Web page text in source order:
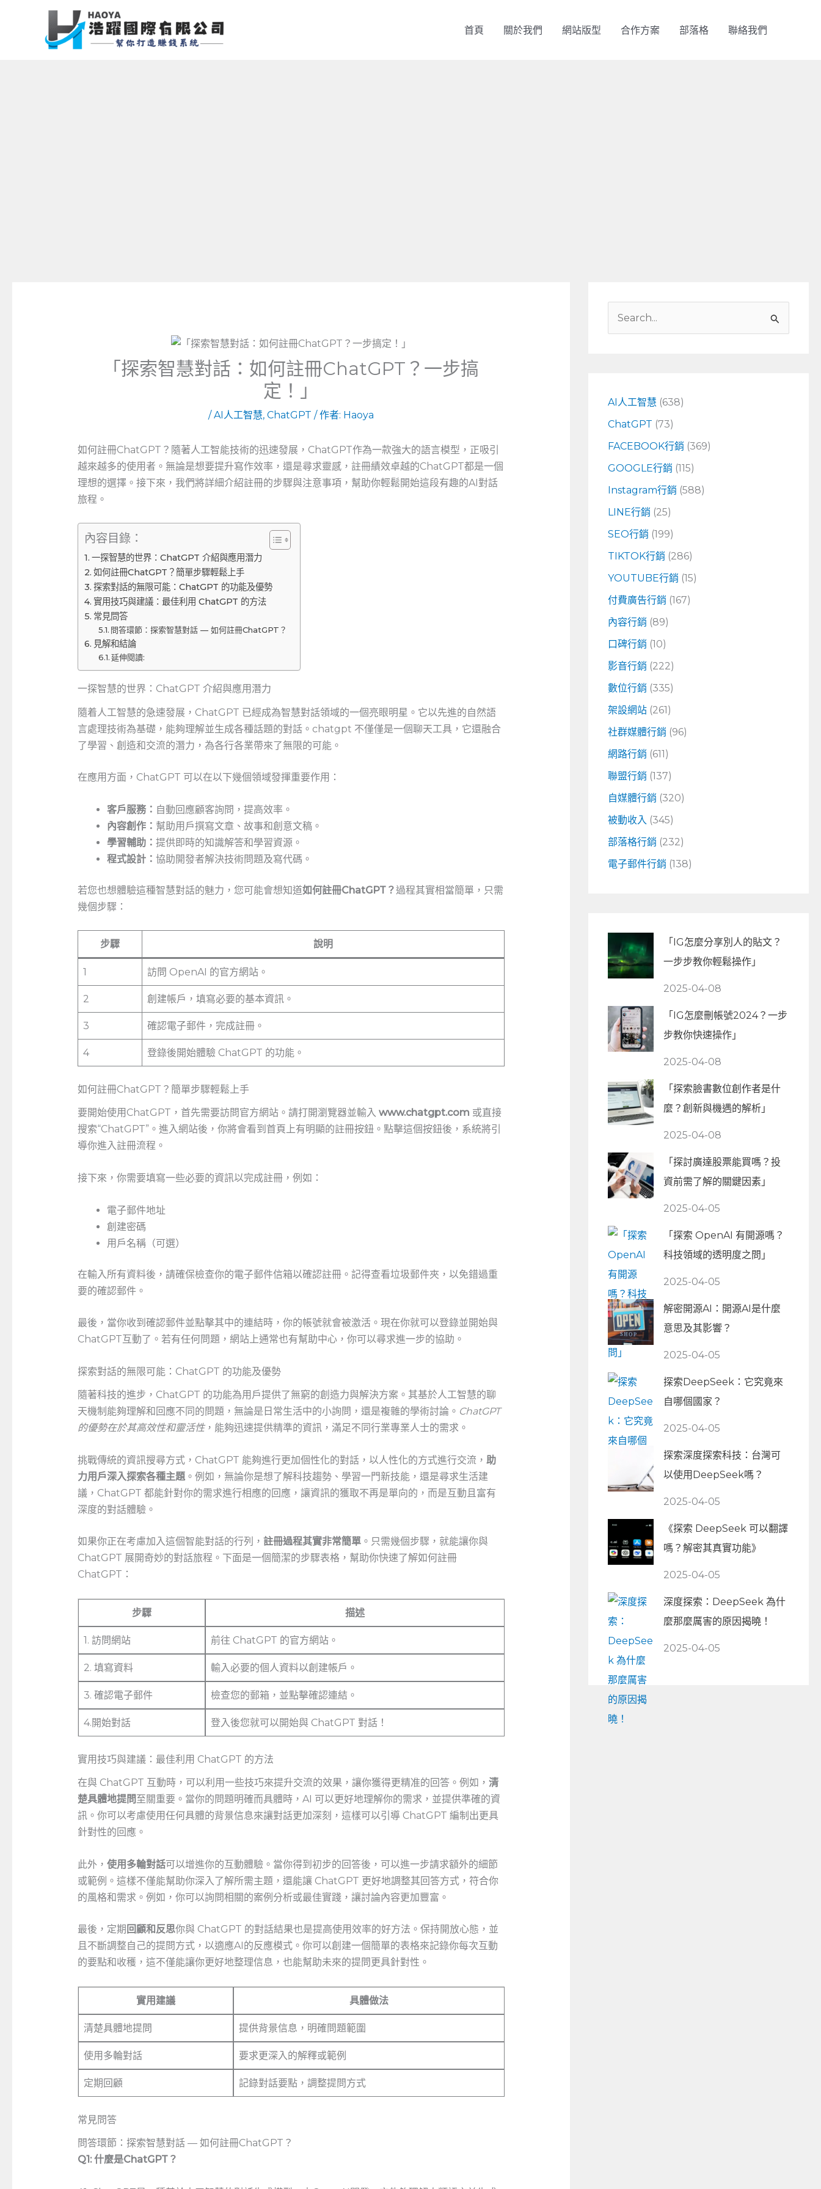
首頁 關於我們 網站版型 合作方案 部落格 聯絡我們
「探索智慧對話：如何註冊ChatGPT？一步搞
定！」
/AI人工智慧, ChatGPT / 作者: Haoya
如何註冊ChatGPT？隨著人工智能技術的迅速發展，ChatGPT作為一款強大的語言模型，正吸引
越來越多的使用者。無論是想要提升寫作效率，還是尋求靈感，註冊績效卓越的ChatGPT都是一個
理想的選擇。接下來，我們將詳細介紹註冊的步驟與注意事項，幫助你輕鬆開始這段有趣的AI對話
旅程。
內容目錄：
一探智慧的世界：ChatGPT 介紹與應用潛力
如何註冊ChatGPT？簡單步驟輕鬆上手
探索對話的無限可能：ChatGPT 的功能及優勢
實用技巧與建議：最佳利用 ChatGPT 的方法
常見問答
問答環節：探索智慧對話 — 如何註冊ChatGPT？
見解和結論
延伸閱讀:
一探智慧的世界：ChatGPT 介紹與應用潛力
隨着人工智慧的急速發展，ChatGPT 已經成為智慧對話領域的一個亮眼明星。它以先進的自然語
言處理技術為基礎，能夠理解並生成各種話題的對話。chatgpt 不僅僅是一個聊天工具，它還融合
了學習、創造和交流的潛力，為各行各業帶來了無限的可能。
在應用方面，ChatGPT 可以在以下幾個領域發揮重要作用：
客戶服務： 自動回應顧客詢問，提高效率。
內容創作： 幫助用戶撰寫文章、故事和創意文稿。
學習輔助： 提供即時的知識解答和學習資源。
程式設計： 協助開發者解決技術問題及寫代碼。
若您也想體驗這種智慧對話的魅力，您可能會想知道如何註冊ChatGPT？過程其實相當簡單，只需
幾個步驟：
步驟 說明
1 訪問 OpenAI 的官方網站。
2 創建帳戶，填寫必要的基本資訊。
3 確認電子郵件，完成註冊。
4 登錄後開始體驗 ChatGPT 的功能。
如何註冊ChatGPT？簡單步驟輕鬆上手
要開始使用ChatGPT，首先需要訪問官方網站。請打開瀏覽器並輸入 www.chatgpt.com 或直接
搜索“ChatGPT”。進入網站後，你將會看到首頁上有明顯的註冊按鈕。點擊這個按鈕後，系統將引
導你進入註冊流程。
接下來，你需要填寫一些必要的資訊以完成註冊，例如：
電子郵件地址
創建密碼
用戶名稱（可選）
在輸入所有資料後，請確保檢查你的電子郵件信箱以確認註冊。記得查看垃圾郵件夾，以免錯過重
要的確認郵件。
最後，當你收到確認郵件並點擊其中的連結時，你的帳號就會被激活。現在你就可以登錄並開始與
ChatGPT互動了。若有任何問題，網站上通常也有幫助中心，你可以尋求進一步的協助。
探索對話的無限可能：ChatGPT 的功能及優勢
隨著科技的進步，ChatGPT 的功能為用戶提供了無窮的創造力與解決方案。其基於人工智慧的聊
天機制能夠理解和回應不同的問題，無論是日常生活中的小詢問，還是複雜的學術討論。 ChatGPT
的優勢在於其高效性和靈活性，能夠迅速提供精準的資訊，滿足不同行業專業人士的需求。
挑戰傳統的資訊搜尋方式，ChatGPT 能夠進行更加個性化的對話，以人性化的方式進行交流， 助
力用戶深入探索各種主題。例如，無論你是想了解科技趨勢、學習一門新技能，還是尋求生活建
議，ChatGPT ‌都能針對你的需求進行相應的回應，讓資訊的獲取不再是單向的，而是互動且富有
深度的對話體驗。
如果你正在考慮加入這個智能對話的行列， 註冊過程其實非常簡單。只需幾個步驟，就能讓你與⁤
ChatGPT 展開奇妙的對話旅程。下面是一個簡潔的步驟表格，幫助你快速了解如何註冊
‌ChatGPT：
步驟 描述
1. 訪問網站 前往 ChatGPT‌ 的官方網站。
2. 填寫資料 輸入必要的個人資料以創建帳戶。
3. ⁢確認電子郵件 檢查您的郵箱，並點擊確認連結。
4.開始對話 登入後您就可以開始與 ChatGPT 對話！
實用技巧與建議：最佳利用 ChatGPT 的方法
在與 ChatGPT⁣ 互動時，可以利用一些技巧來提升交流的效果，讓你獲得更精准的回答。例如， 清
楚具體地提問至關重要。當你的問題明確而具體時，AI 可以更好地理解你的需求，並提供準確的資
訊。你可以考慮使用任何具體的背景信息來讓對話更加深刻，這樣可以引導 ChatGPT 編制出更具
針對性的回應。
此外， 使用多輪對話可以增進你的互動體驗。當你得到初步的回答後，可以進一步請求額外的細節
或範例。這樣不僅能幫助你深入了解所需主題，還能讓 ChatGPT‍ 更好地調整其回答方式，符合你
的風格和需求。例如，你可以詢問相關的案例分析或最佳實踐，讓討論內容更加豐富。
最後，定期 回顧和反思你與 ChatGPT 的對話結果也是提高使用效率的好方法。保持開放心態，並
且不斷調整自己的提問方式，以適應AI的反應模式。你可以創建一個簡單的表格來記錄你每次互動
的要點和收穫，這不僅能讓你更好地整理信息，也能幫助未來的提問更具針對性。
實用建議 具體做法
清楚具體地提問 提供背景信息，明確問題範圍
使用多輪對話 要求更深入的解釋或範例
定期回顧 記錄對話要點，調整提問方式
常見問答
問答環節：探索智慧對話 — 如何註冊ChatGPT？
Q1: 什麼是ChatGPT？
字
:
AI人工智慧 (638)
ChatGPT (73)
FACEBOOK行銷 (369)
GOOGLE行銷 (115)
Instagram行銷 (588)
LINE行銷 (25)
SEO行銷 (199)
TIKTOK行銷 (286)
YOUTUBE行銷 (15)
付費廣告行銷 (167)
內容行銷 (89)
口碑行銷 (10)
影音行銷 (222)
數位行銷 (335)
架設網站(261)
社群媒體行銷 (96)
網路行銷 (611)
聯盟行銷 (137)
自媒體行銷 (320)
被動收入 (345)
部落格行銷 (232)
電子郵件行銷 (138)
「IG怎麼分享別人的貼文？
一步步教你輕鬆操作」
2025-04-08
「IG怎麼刪帳號2024？一步
步教你快速操作」
2025-04-08
「探索臉書數位創作者是什
麼？創新與機遇的解析」
2025-04-08
「探討廣達股票能買嗎？投
資前需了解的關鍵因素」
2025-04-05
「探索 OpenAI 有開源嗎？
科技領域的透明度之問」
2025-04-05
解密開源AI：開源AI是什麼
意思及其影響？
2025-04-05
探索DeepSeek：它究竟來
自哪個國家？
2025-04-05
探索深度探索科技：台灣可
以使用DeepSeek嗎？
2025-04-05
《探索 DeepSeek 可以翻譯
嗎？解密其真實功能》
2025-04-05
深度探索：DeepSeek 為什
麼那麼厲害的原因揭曉！
2025-04-05